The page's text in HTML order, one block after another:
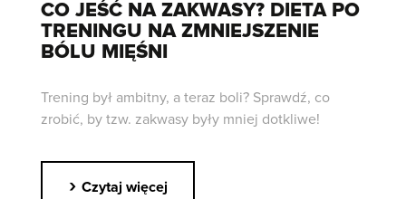
CO JEŚĆ NA ZAKWASY? DIETA PO
TRENINGU NA ZMNIEJSZENIE
BÓLU MIĘŚNI
Trening był ambitny, a teraz boli? Sprawdź, co
zrobić, by tzw. zakwasy były mniej dotkliwe!
› Czytaj więcej